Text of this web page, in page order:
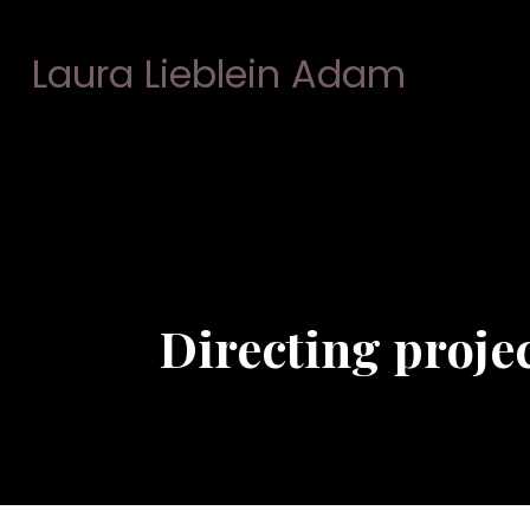
Laura Lieblein Adam
Directing